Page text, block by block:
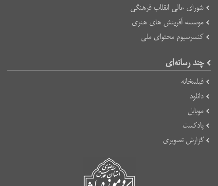
شورای عالی انقلاب فرهنگی
موسسه آفرینش های هنری
کنسرسیوم محتوای ملی
چند رسانه‌ای
فیلمخانه
دانلود
موبایل
پادکست
گزارش تصویری